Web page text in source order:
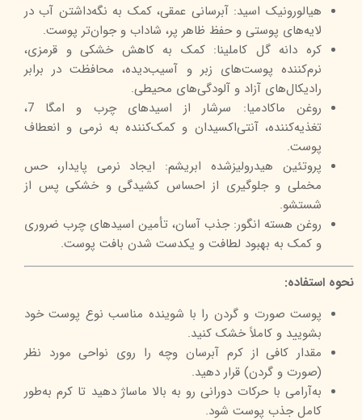
هیالورونیک اسید: آبرسانی عمقی، کمک به نگه‌داشتن آب در
لایه‌های پوستی و حفظ ظاهر پر، شاداب و جوان‌تر پوست.
کره دانه گل کاملینا: کمک به کاهش خشکی و قرمزی،
نرم‌کننده پوست‌های زبر و آسیب‌دیده، محافظت در برابر
رادیکال‌های آزاد و آلودگی‌های محیطی.
روغن ماکادمیا: سرشار از اسیدهای چرب و امگا 7،
تغذیه‌کننده، آنتی‌اکسیدان و کمک‌کننده به نرمی و انعطاف
پوست.
پروتئین هیدرولیز‌شده ابریشم: ایجاد نرمی پایدار، حس
مخملی و جلوگیری از احساس کشیدگی و خشکی پس از
شستشو.
روغن هسته انگور: جذب آسان، تأمین اسیدهای چرب ضروری
و کمک به بهبود لطافت و یکدست شدن بافت پوست.
نحوه استفاده:
پوست صورت و گردن را با شوینده مناسب نوع پوست خود
بشویید و کاملاً خشک کنید.
مقدار کافی از کرم آبرسان وچه را روی نواحی مورد نظر
(صورت و گردن) قرار دهید.
به‌آرامی با حرکات دورانی رو به بالا ماساژ دهید تا کرم به‌طور
کامل جذب پوست شود.